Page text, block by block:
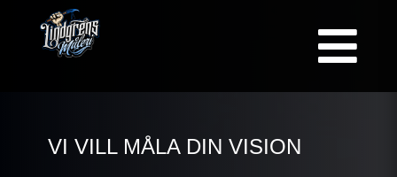

VI VILL MÅLA DIN VISION